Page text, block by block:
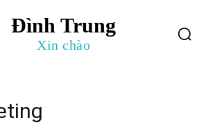
Đình Trung
Xin chào